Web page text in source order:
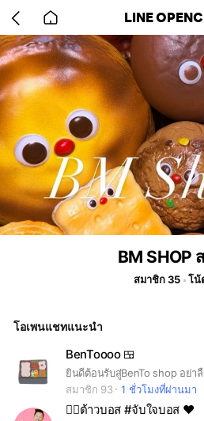
back
to
home
LINE
BM SHOP
สมาชิก 35 โน้
โอเพนแชทแนะนำ
BenToooo 🍱
ยินดีต้อนรับสู่BenTo shop อย่า
สมาชิก 93
1 ชั่วโมงที่ผ่านมา
☝🏻ต้าวบอส #จับใจบอส ❤️